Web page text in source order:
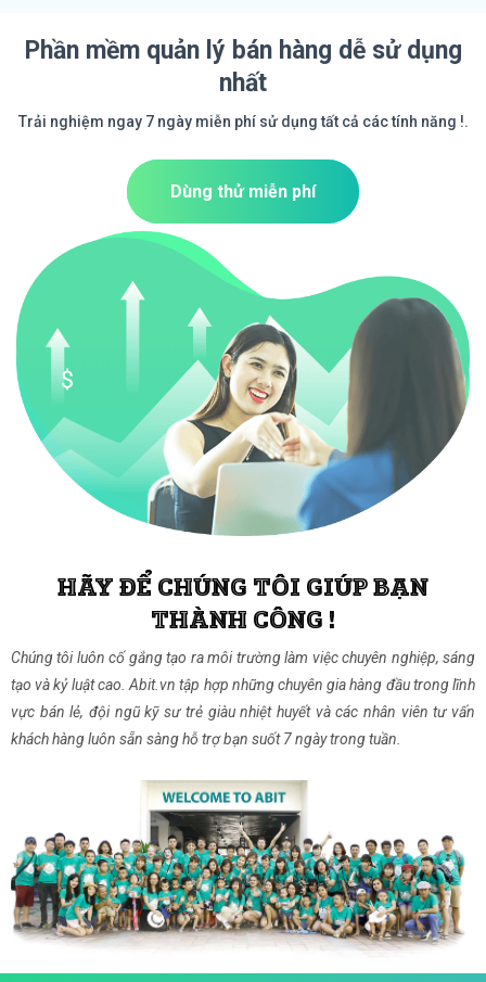
Phần mềm quản lý bán hàng dễ sử dụng
nhất
Trải nghiệm ngay 7 ngày miễn phí sử dụng tất cả các tính năng !.
Dùng thử miễn phí
HÃY ĐỂ CHÚNG TÔI GIÚP BẠN
THÀNH CÔNG !
Chúng tôi luôn cố gắng tạo ra môi trường làm việc chuyên nghiệp, sáng
tạo và kỷ luật cao. Abit.vn tập hợp những chuyên gia hàng đầu trong lĩnh
vực bán lẻ, đội ngũ kỹ sư trẻ giàu nhiệt huyết và các nhân viên tư vấn
khách hàng luôn sẵn sàng hỗ trợ bạn suốt 7 ngày trong tuần.